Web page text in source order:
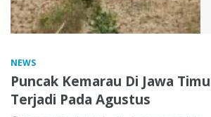
NEWS
Puncak Kemarau Di Jawa
Terjadi Pada Agustus